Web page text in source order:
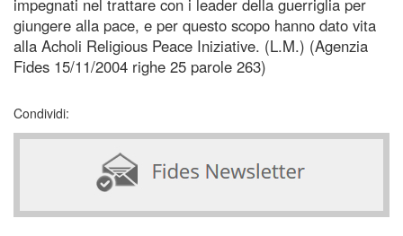
giungere alla pace, e per questo scopo hanno dato vita
alla Acholi Religious Peace Iniziative. (L.M.) (Agenzia
Fides 15/11/2004 righe 25 parole 263)
Condividi: